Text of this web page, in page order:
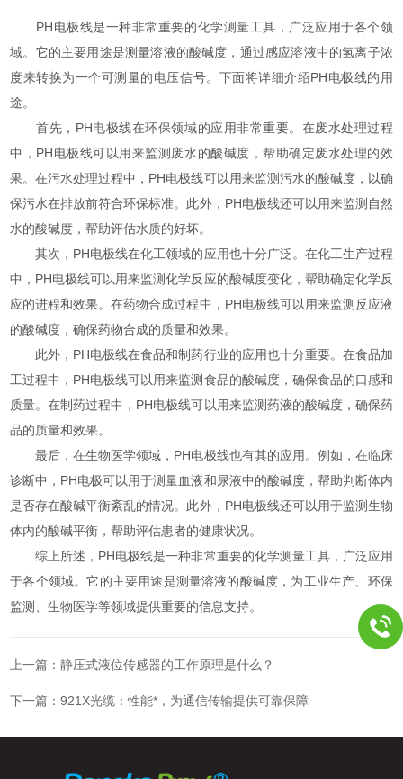
PH电极线是一种非常重要的化学测量工具，广泛应用于各个领
域。它的主要用途是测量溶液的酸碱度，通过感应溶液中的氢离子浓
度来转换为一个可测量的电压信号。下面将详细介绍PH电极线的用
途。
首先，PH电极线在环保领域的应用非常重要。在废水处理过程
中，PH电极线可以用来监测废水的酸碱度，帮助确定废水处理的效
果。在污水处理过程中，PH电极线可以用来监测污水的酸碱度，以确
保污水在排放前符合环保标准。此外，PH电极线还可以用来监测自然
水的酸碱度，帮助评估水质的好坏。
其次，PH电极线在化工领域的应用也十分广泛。在化工生产过程
中，PH电极线可以用来监测化学反应的酸碱度变化，帮助确定化学反
应的进程和效果。在药物合成过程中，PH电极线可以用来监测反应液
的酸碱度，确保药物合成的质量和效果。
此外，PH电极线在食品和制药行业的应用也十分重要。在食品加
工过程中，PH电极线可以用来监测食品的酸碱度，确保食品的口感和
质量。在制药过程中，PH电极线可以用来监测药液的酸碱度，确保药
品的质量和效果。
最后，在生物医学领域，PH电极线也有其的应用。例如，在临床
诊断中，PH电极可以用于测量血液和尿液中的酸碱度，帮助判断体内
是否存在酸碱平衡紊乱的情况。此外，PH电极线还可以用于监测生物
体内的酸碱平衡，帮助评估患者的健康状况。
综上所述，PH电极线是一种非常重要的化学测量工具，广泛应用
于各个领域。它的主要用途是测量溶液的酸碱度，为工业生产、环保
监测、生物医学等领域提供重要的信息支持。
上一篇：静压式液位传感器的工作原理是什么？
下一篇：921X光缆：性能*，为通信传输提供可靠保障